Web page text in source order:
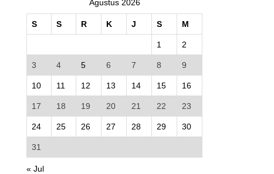
Agustus 2026
S S R K J S M
1 2
3 4 5 6 7 8 9
10 11 12 13 14 15 16
17 18 19 20 21 22 23
24 25 26 27 28 29 30
31
« Jul